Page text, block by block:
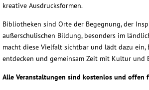
kreative Ausdrucksformen.
Bibliotheken sind Orte der Begegnung, der
außerschulischen Bildung, besonders im
macht diese Vielfalt sichtbar und lädt dazu ein,
entdecken und gemeinsam Zeit mit Kultur und
Alle Veranstaltungen sind kostenlos und offen